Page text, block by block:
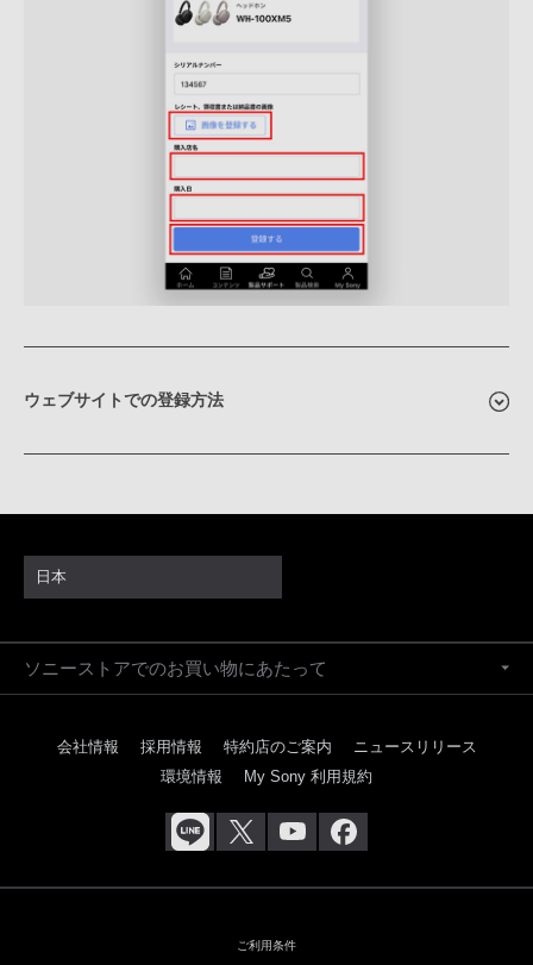
ウェブサイトでの登録方法
日本
ソニーストアでのお買い物にあたって
会社情報 採用情報 特約店のご案内
ニュースリリース
環境情報
My Sony 利用規約
ご利用条件